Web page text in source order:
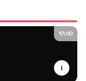
17:00
i